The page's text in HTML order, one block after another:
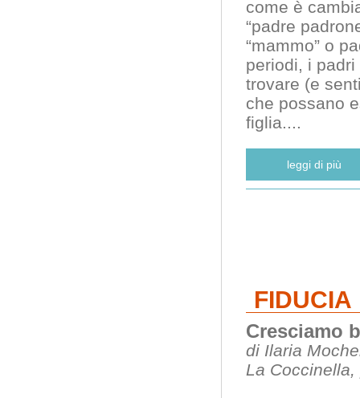
come è
“padre
“mammo” o
periodi, i
trovare (e
che possano
figlia....
leggi di più
FIDUCIA
Cresciamo
di Ilaria
La